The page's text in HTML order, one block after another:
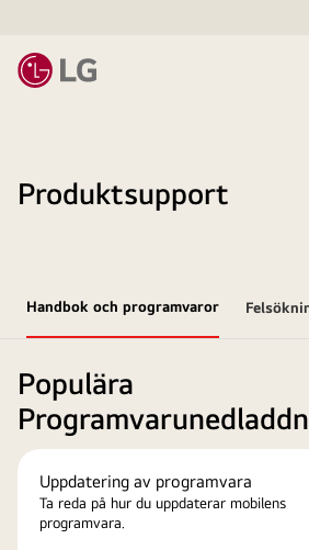
Produktsupport
Handbok och programvaror
Populära
Uppdatering av programvara
Ta reda på hur du uppdaterar mobilens
programvara.